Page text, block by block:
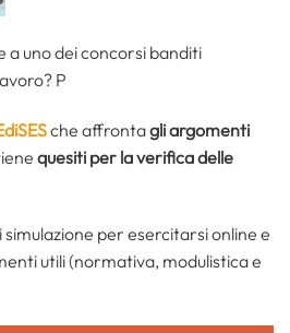
a uno dei concorsi banditi
P
che affrontagli argomenti
quesiti per la verifica delle
simulazione per esercitarsi online e
utili (normativa, modulistica e